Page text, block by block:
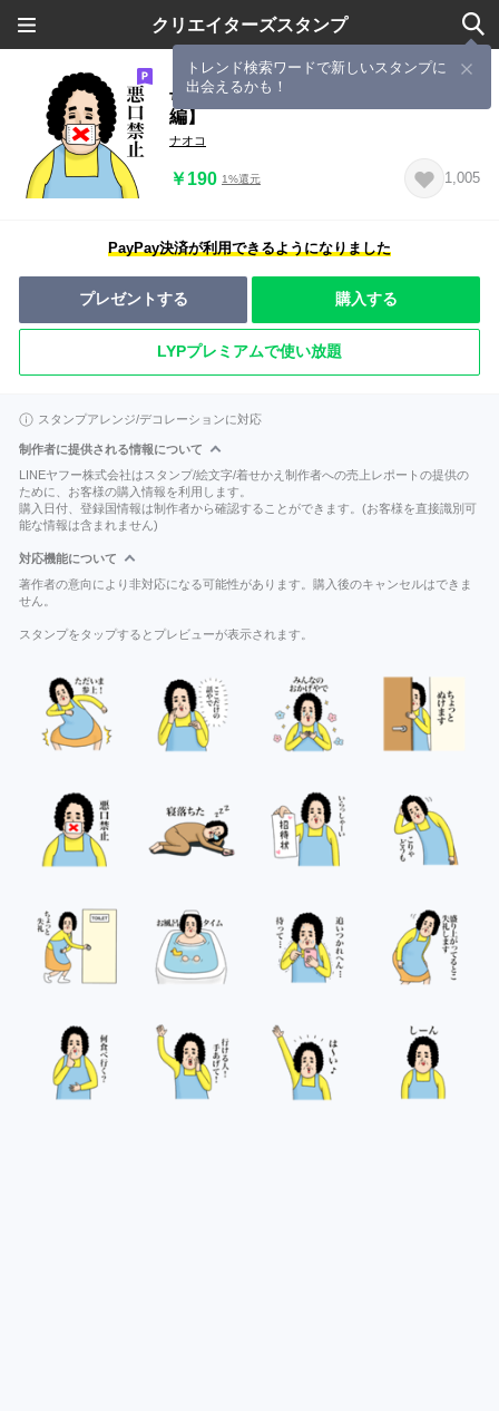
クリエイターズスタンプ
トレンド検索ワードで新しいスタンプに
出会えるかも！
母からメッセージ12 【仲良しグループ
編】
ナオコ
￥190 1%還元 1,005
PayPay決済が利用できるようになりました
プレゼントする 購入する
LYPプレミアムで使い放題
スタンプアレンジ/デコレーションに対応
制作者に提供される情報について
LINEヤフー株式会社はスタンプ/絵文字/着せかえ制作者への売上レポートの提供の
ために、お客様の購入情報を利用します。
購入日付、登録国情報は制作者から確認することができます。(お客様を直接識別可
能な情報は含まれません)
対応機能について
著作者の意向により非対応になる可能性があります。購入後のキャンセルはできま
せん。
スタンプをタップするとプレビューが表示されます。